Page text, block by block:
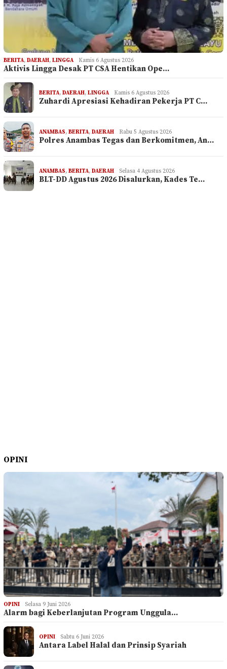
BERITA, DAERAH, LINGGA Kamis 6 Agustus 2026
Aktivis Lingga Desak PT CSA Hentikan Ope…
BERITA, DAERAH, LINGGA Kamis 6 Agustus 2026
Zuhardi Apresiasi Kehadiran Pekerja PT C…
ANAMBAS, BERITA, DAERAH Rabu 5 Agustus 2026
Polres Anambas Tegas dan Berkomitmen, An…
ANAMBAS, BERITA, DAERAH Selasa 4 Agustus 2026
BLT-DD Agustus 2026 Disalurkan, Kades Te…
OPINI
OPINI Selasa 9 Juni 2026
Alarm bagi Keberlanjutan Program Unggula…
OPINI Sabtu 6 Juni 2026
Antara Label Halal dan Prinsip Syariah